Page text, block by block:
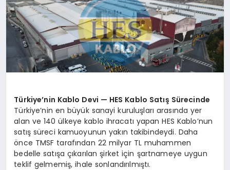
Türkiye’nin Kablo Devi — HES Kablo Satış Sürecinde
Türkiye’nin en büyük sanayi kuruluşları arasında yer
alan ve 140 ülkeye kablo ihracatı yapan HES Kablo’nun
satış süreci kamuoyunun yakın takibindeydi. Daha
önce TMSF tarafından 22 milyar TL muhammen
bedelle satışa çıkarılan şirket için şartnameye uygun
teklif gelmemiş, ihale sonlandırılmıştı.